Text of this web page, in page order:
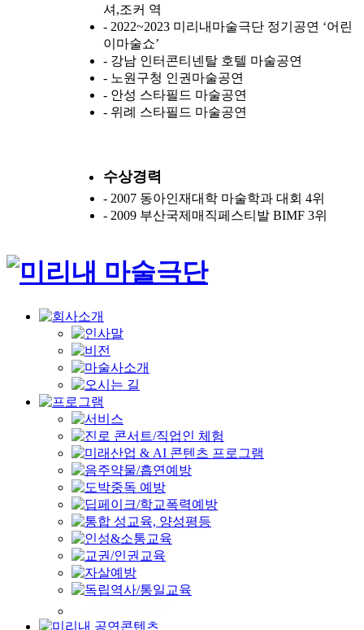
셔,조커 역
- 2022~2023 미리내마술극단 정기공연 ‘어린
이마술쇼’
- 강남 인터콘티넨탈 호텔 마술공연
- 노원구청 인권마술공연
- 안성 스타필드 마술공연
- 위례 스타필드 마술공연
수상경력
- 2007 동아인재대학 마술학과 대회 4위
- 2009 부산국제매직페스티발 BIMF 3위